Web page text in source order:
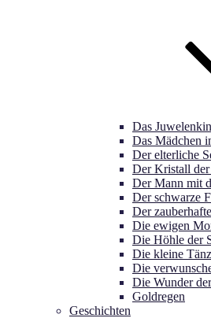
Das
Das Mädchen
Der elterliche
Der Kristall
Der Mann mit
Der schwarze
Der
Die ewigen
Die Höhle der
Die kleine
Die
Die Wunder
Goldregen
Geschichten